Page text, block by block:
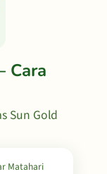
Cara
Sun Gold
Matahari